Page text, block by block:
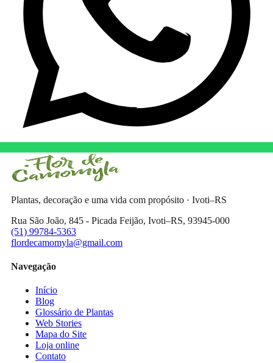
Plantas, decoração e uma vida com propósito · Ivoti–RS
Rua São João, 845 - Picada Feijão, Ivoti–RS, 93945-000
(51) 99784-5363
flordecamomyla@gmail.com
Navegação
Início
Blog
Glossário de Plantas
Web Stories
Mapa do Site
Loja online
Contato